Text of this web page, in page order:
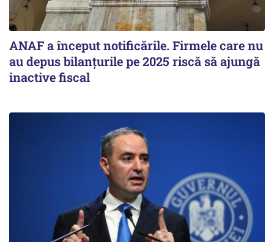
ANAF a început notificările. Firmele care nu
au depus bilanțurile pe 2025 riscă să ajungă
inactive fiscal